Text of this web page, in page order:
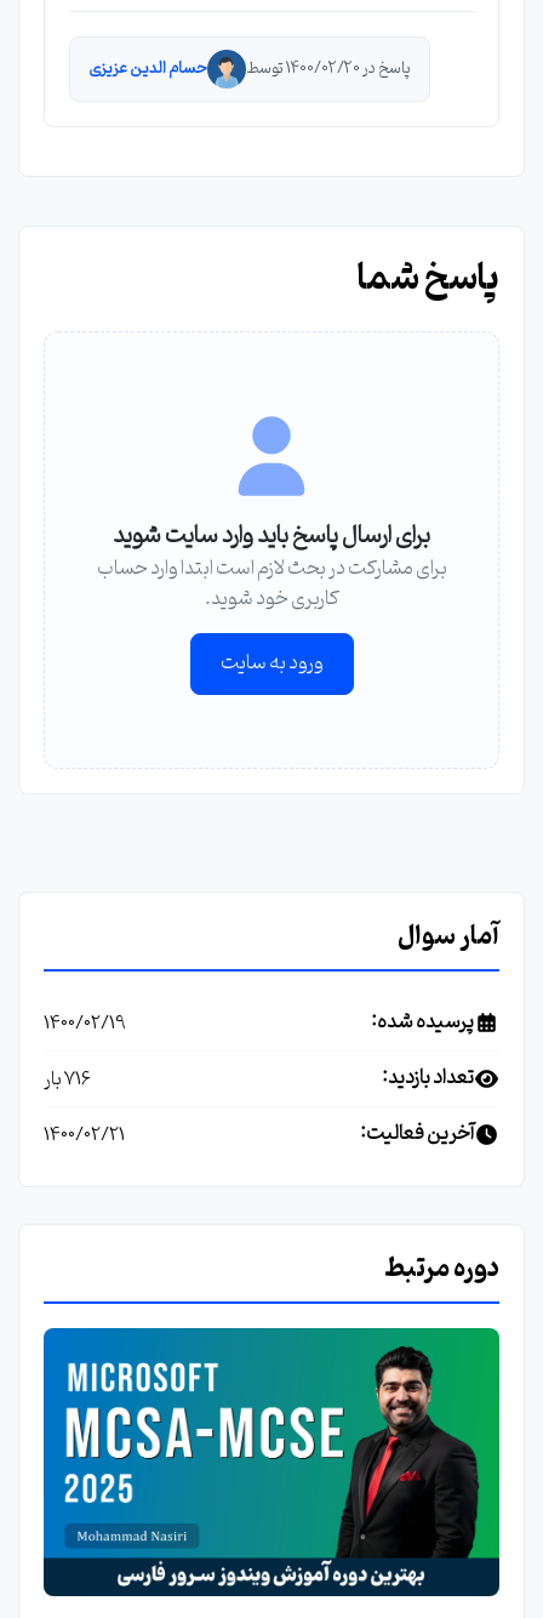
پاسخ در 1400/02/20 توسط حسام الدین عزیزی
پاسخ شما
برای ارسال پاسخ باید وارد سایت شوید
برای مشارکت در بحث لازم است ابتدا وارد حساب
کاربری خود شوید.
ورود به سایت
آمار سوال
پرسیده شده: 1400/02/19
تعداد بازدید: 716 بار
آخرین فعالیت: 1400/02/21
دوره مرتبط